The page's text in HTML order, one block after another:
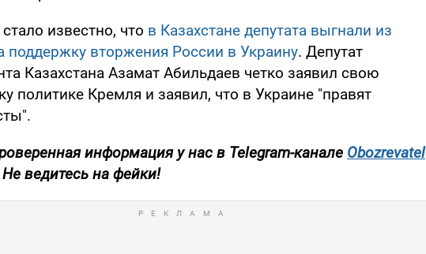
известно, что в Казахстане депутата выгнали из
поддержку вторжения России в Украину. Депутат
Казахстана Азамат Абильдаев четко заявил свою
политике Кремля и заявил, что в Украине "правят
информация у нас в Telegram-канале Obozrevatel
ведитесь на фейки!​​​​​​​